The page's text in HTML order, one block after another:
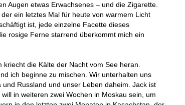
Augen etwas Erwachsenes – und die Zigarette.
ein letztes Mal für heute von warmem Licht
ist, jede einzelne Facette dieses
rosige Ferne starrend überkommt mich ein
kriecht die Kälte der Nacht vom See heran.
ich beginne zu mischen. Wir unterhalten uns
Russland und unser Leben daheim. Jack ist
in weiteren zwei Wochen in Moskau sein, um